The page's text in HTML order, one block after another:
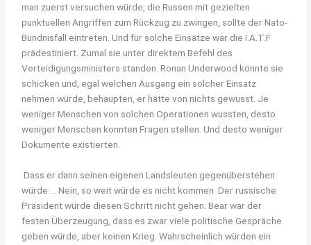
man zuerst versuchen würde, die Russen mit gezielten
punktuellen Angriffen zum Rückzug zu zwingen, sollte der Nato-
Bündnisfall eintreten. Und für solche Einsätze war die I.A.T.F
prädestiniert. Zumal sie unter direktem Befehl des
Verteidigungsministers standen. Ronan Underwood könnte sie
schicken und, egal welchen Ausgang ein solcher Einsatz
nehmen würde, behaupten, er hätte von nichts gewusst. Je
weniger Menschen von solchen Operationen wussten, desto
weniger Menschen konnten Fragen stellen. Und desto weniger
Dokumente existierten.
Dass er dann seinen eigenen Landsleuten gegenüberstehen
würde … Nein, so weit würde es nicht kommen. Der russische
Präsident würde diesen Schritt nicht gehen. Bear war der
festen Überzeugung, dass es zwar viele politische Gespräche
geben würde, aber keinen Krieg. Wahrscheinlich würden ein